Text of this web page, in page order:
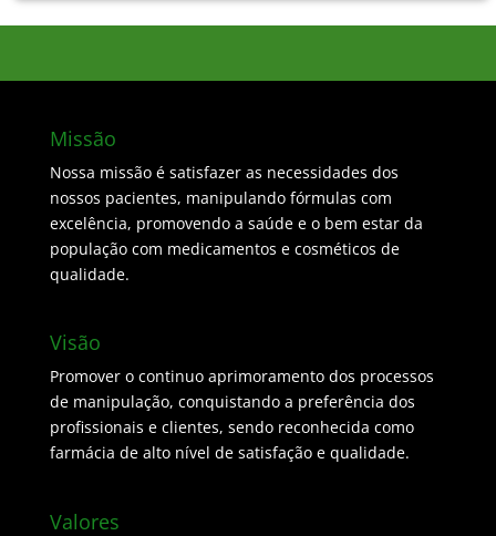
Missão
Nossa missão é satisfazer as necessidades dos
nossos pacientes, manipulando fórmulas com
excelência, promovendo a saúde e o bem estar da
população com medicamentos e cosméticos de
qualidade.
Visão
Promover o continuo aprimoramento dos processos
de manipulação, conquistando a preferência dos
profissionais e clientes, sendo reconhecida como
farmácia de alto nível de satisfação e qualidade.
Valores